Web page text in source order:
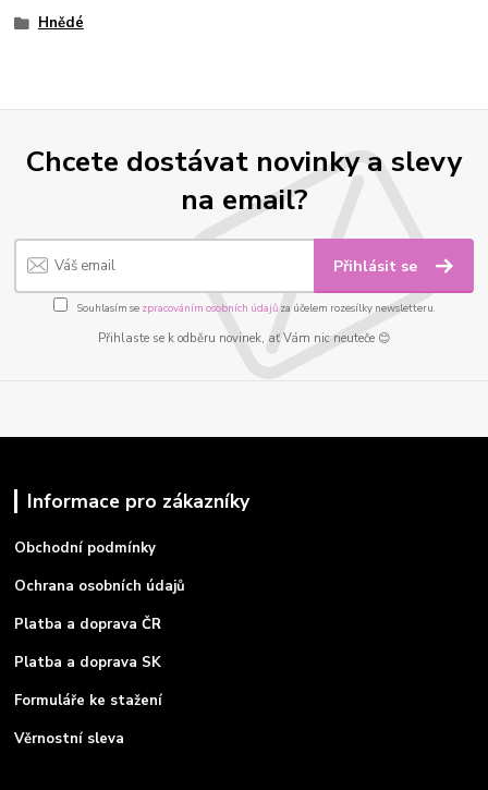
Hnědé
Chcete dostávat novinky a slevy
na email?
Přihlásit se
Souhlasím se zpracováním osobních údajůza účelem rozesílky newsletteru.
Přihlaste se k odběru novinek, ať Vám nic neuteče 😊
Informace pro zákazníky
Obchodní podmínky
Ochrana osobních údajů
Platba a doprava ČR
Platba a doprava SK
Formuláře ke stažení
Věrnostní sleva